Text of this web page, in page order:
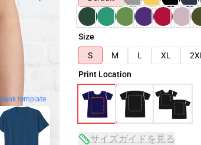
template
Size
S
M L XL 2XL
Print Location
サイズガイドを見る